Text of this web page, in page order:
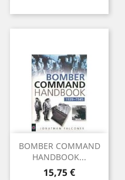
BOMBER COMMAND
HANDBOOK...
Precio
15,75 €